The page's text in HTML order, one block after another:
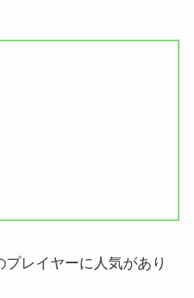
レイヤーに人気があり